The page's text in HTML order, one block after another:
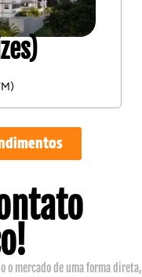
o mercado de uma forma direta,